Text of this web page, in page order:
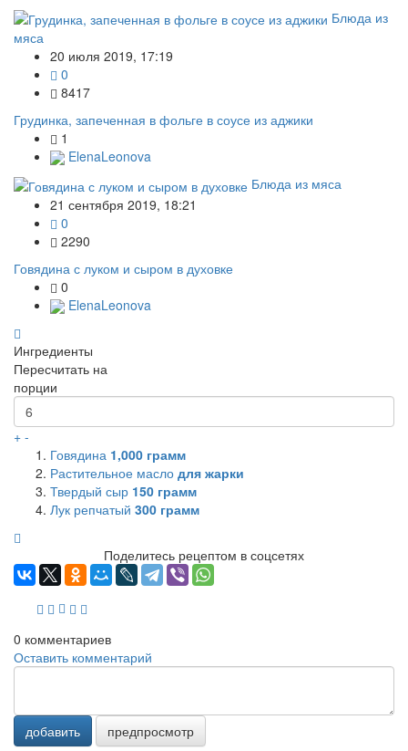
Блюда из
мяса
20 июля 2019, 17:19
0
8417
Грудинка, запеченная в фольге в соусе из аджики
1
ElenaLeonova
Блюда из мяса
21 сентября 2019, 18:21
0
2290
Говядина с луком и сыром в духовке
0
ElenaLeonova
Ингредиенты
Пересчитать на
порции
+ -
Говядина 1,000 грамм
Растительное масло для жарки
Твердый сыр 150 грамм
Лук репчатый 300 грамм
Поделитесь рецептом в соцсетях
0 комментариев
Оставить комментарий
добавить предпросмотр